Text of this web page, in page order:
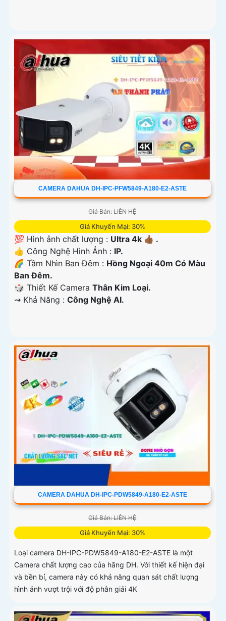
CAMERA DAHUA DH-IPC-PFW5849-A180-E2-ASTE
Giá Bán: LIÊN HỆ
Giá Khuyến Mại: 30%
💯 Hình ảnh chất lượng : Ultra 4k 👍🏾 .
👍 Công Nghệ Hình Ảnh : IP.
🌈 Tầm Nhìn Ban Đêm : Hồng Ngoại 40m Có Màu
Ban Đêm.
🎲 Thiết Kế Camera Thân Kim Loại.
️⇝ Khả Năng : Công Nghệ AI.
CAMERA DAHUA DH-IPC-PDW5849-A180-E2-ASTE
Giá Bán: LIÊN HỆ
Giá Khuyến Mại: 30%
Loại camera DH-IPC-PDW5849-A180-E2-ASTE là một
Camera chất lượng cao của hãng DH. Với thiết kế hiện đại
và bền bỉ, camera này có khả năng quan sát chất lượng
hình ảnh vượt trội với độ phân giải 4K